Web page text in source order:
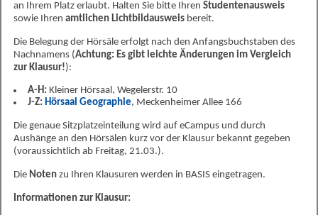
an Ihrem Platz erlaubt. Halten Sie bitte Ihren Studentenausweis
sowie Ihren amtlichen Lichtbildausweis bereit.
Die Belegung der Hörsäle erfolgt nach den Anfangsbuchstaben des
Nachnamens (Achtung: Es gibt leichte Änderungen im Vergleich
zur Klausur!):
A-H: Kleiner Hörsaal, Wegelerstr. 10
J-Z: Hörsaal Geographie, Meckenheimer Allee 166
Die genaue Sitzplatzeinteilung wird auf eCampus und durch
Aushänge an den Hörsälen kurz vor der Klausur bekannt gegeben
(voraussichtlich ab Freitag, 21.03.).
Die Noten zu Ihren Klausuren werden in BASIS eingetragen.
Informationen zur Klausur: